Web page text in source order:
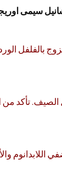
سيمى اوريجينال 100
بالفلفل
تأكد من